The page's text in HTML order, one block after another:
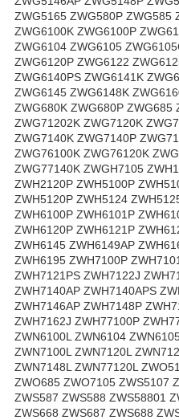
ZWG5165 ZWG580P ZWG585
ZWG6100K ZWG6100P
ZWG6104 ZWG6105
ZWG6120P ZWG6122
ZWG6140PS ZWG6141K
ZWG6145 ZWG6148K
ZWG680K ZWG680P ZWG685
ZWG71202K ZWG7120K
ZWG7140K ZWG7140P
ZWG76100K ZWG76120K
ZWG77140K ZWGH7105
ZWH2120P ZWH5100P
ZWH5120P ZWH5124
ZWH6100P ZWH6101P
ZWH6120P ZWH6121P
ZWH6145 ZWH6149AP
ZWH6195 ZWH7100P
ZWH7121PS ZWH7122J
ZWH7140AP ZWH7140APS
ZWH7146AP ZWH7148P
ZWH7162J ZWH77100P
ZWN6100L ZWN6104
ZWN7100L ZWN7120L
ZWN7148L ZWN77120L
ZWO685 ZWO7105 ZWS5107
ZWS587 ZWS588 ZWS58801
ZWS668 ZWS687 ZWS688